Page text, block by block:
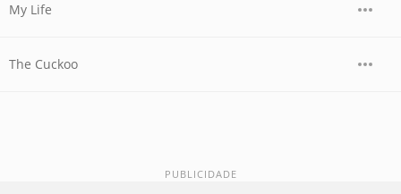
My Life
The Cuckoo